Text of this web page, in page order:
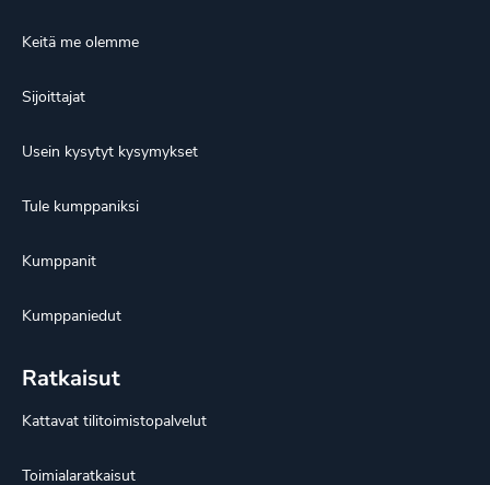
Keitä me olemme
Sijoittajat
Usein kysytyt kysymykset
Tule kumppaniksi
Kumppanit
Kumppaniedut
Ratkaisut
Kattavat tilitoimistopalvelut
Toimialaratkaisut